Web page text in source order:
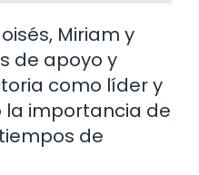
Miriam y
de apoyo y
como líder y
importancia de
de